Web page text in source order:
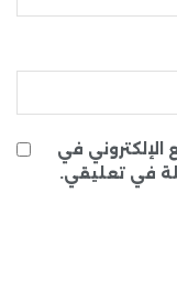
الإلكتروني في
في تعليقي.